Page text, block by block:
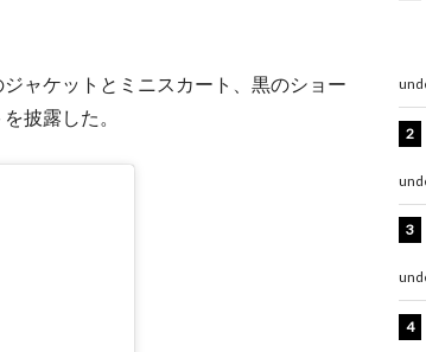
ャケットとミニスカート、黒のショー
披露した。